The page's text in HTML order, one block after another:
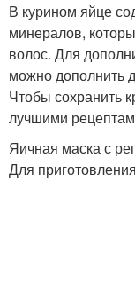
В курином яйце
минералов,
волос. Для
можно дополнить
Чтобы сохранить
лучшими
Яичная маска с
Для